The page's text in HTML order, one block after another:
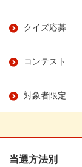
クイズ応募
コンテスト
対象者限定
当選方法別